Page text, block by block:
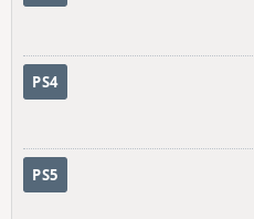
PS4
PS5